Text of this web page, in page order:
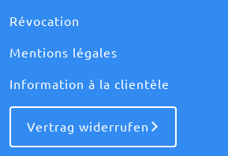
Révocation
Mentions légales
Information à la clientèle
Vertrag widerrufen